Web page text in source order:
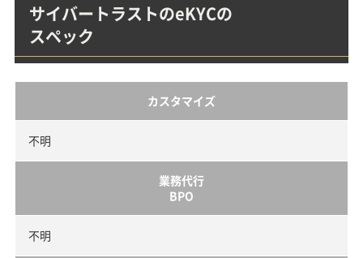
サイバートラストのeKYCの
スペック
カスタマイズ
不明
業務代行
BPO
不明